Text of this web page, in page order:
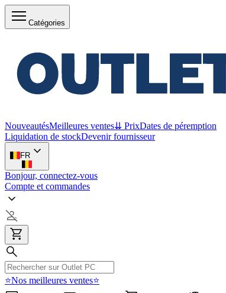
Catégories
NouveautésMeilleures ventes⇊ PrixDates de péremption
Liquidation de stockDevenir fournisseur
FR
Bonjour, connectez-vous
Compte et commandes
⭐Nos meilleures ventes⭐